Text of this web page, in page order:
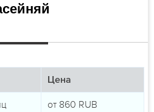
Цена
от 860 RUB